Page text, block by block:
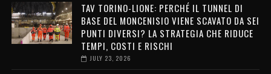
TAV TORINO-LIONE: PERCHÉ IL TUNNEL DI
BASE DEL MONCENISIO VIENE SCAVATO DA SEI
PUNTI DIVERSI? LA STRATEGIA CHE RIDUCE
TEMPI, COSTI E RISCHI
JULY 23, 2026